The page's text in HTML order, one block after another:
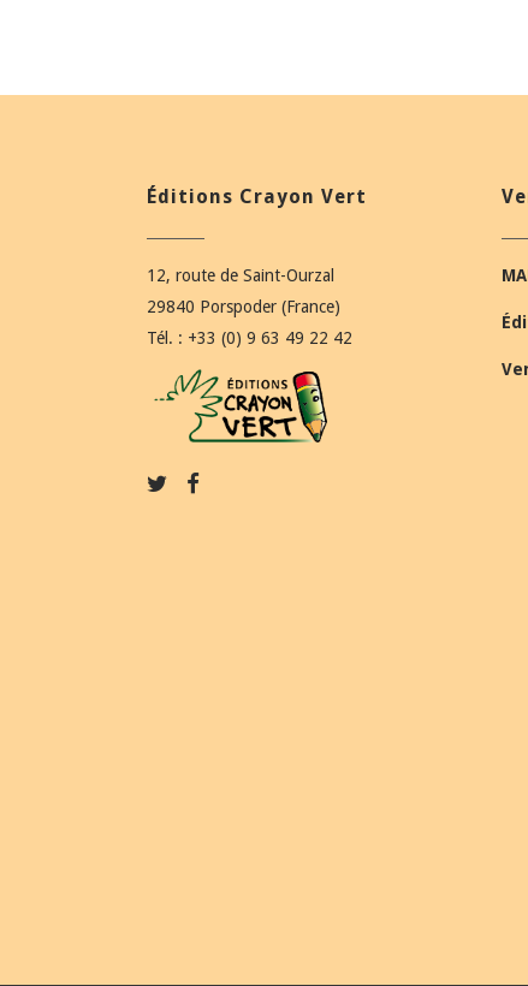
Éditions Crayon Vert
12, route de Saint-Ourzal
29840 Porspoder (France)
Tél. : +33 (0) 9 63 49 22 42